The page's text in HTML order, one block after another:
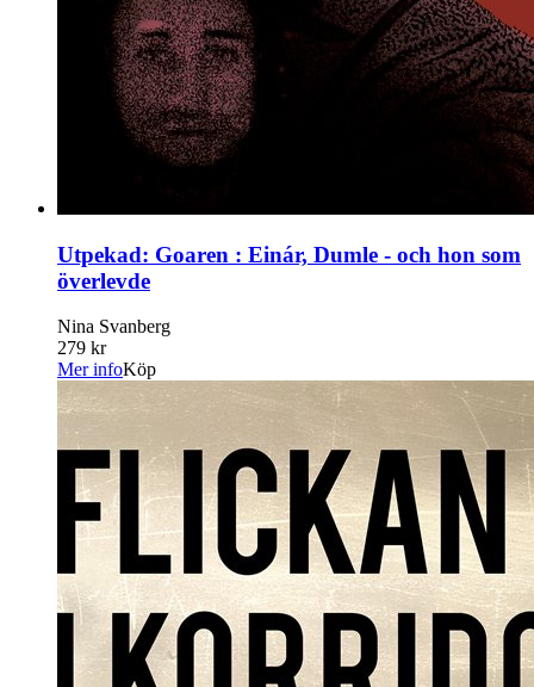
Utpekad: Goaren : Einár, Dumle - och hon som
överlevde
Nina Svanberg
279 kr
Mer infoKöp